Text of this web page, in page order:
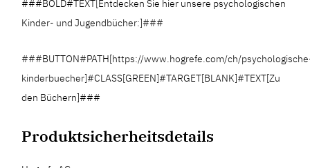
###BOLD#TEXT[Entdecken Sie hier unsere psychologischen
Kinder- und Jugendbücher:]###
###BUTTON#PATH[https://www.hogrefe.com/ch/
kinderbuecher]#CLASS[GREEN]#TARGET[BLANK]#TEXT[Zu
den Büchern]###
Produktsicherheitsdetails